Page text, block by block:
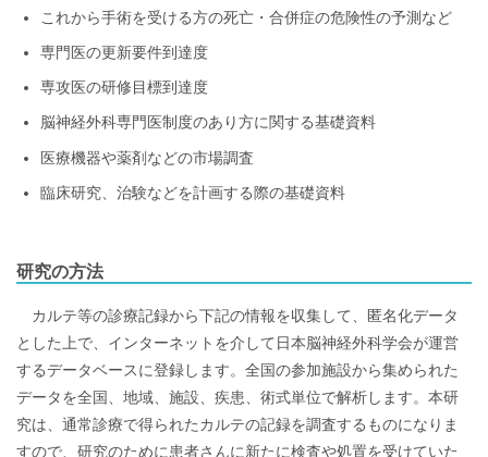
これから手術を受ける方の死亡・合併症の危険性の予測など
専門医の更新要件到達度
専攻医の研修目標到達度
脳神経外科専門医制度のあり方に関する基礎資料
医療機器や薬剤などの市場調査
臨床研究、治験などを計画する際の基礎資料
研究の方法
カルテ等の診療記録から下記の情報を収集して、匿名化データ
とした上で、インターネットを介して日本脳神経外科学会が運営
するデータベースに登録します。全国の参加施設から集められた
データを全国、地域、施設、疾患、術式単位で解析します。本研
究は、通常診療で得られたカルテの記録を調査するものになりま
すので、研究のために患者さんに新たに検査や処置を受けていた